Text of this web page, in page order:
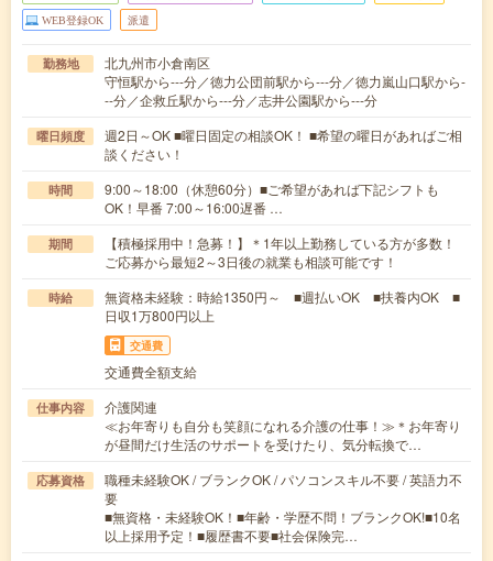
WEB登録OK 派遣
勤務地
北九州市小倉南区
守恒駅から---分／徳力公団前駅から---分／徳力嵐山口駅から-
--分／企救丘駅から---分／志井公園駅から---分
曜日頻度
週2日～OK ■曜日固定の相談OK！ ■希望の曜日があればご相
談ください！
時間
9:00～18:00（休憩60分）■ご希望があれば下記シフトも
OK！早番 7:00～16:00遅番 …
期間
【積極採用中！急募！】＊1年以上勤務している方が多数！
ご応募から最短2～3日後の就業も相談可能です！
時給
無資格未経験：時給1350円～ ■週払いOK ■扶養内OK ■
日収1万800円以上
交通費
交通費全額支給
仕事内容
介護関連
≪お年寄りも自分も笑顔になれる介護の仕事！≫＊お年寄り
が昼間だけ生活のサポートを受けたり、気分転換で…
応募資格
職種未経験OK / ブランクOK / パソコンスキル不要 / 英語力不
要
■無資格・未経験OK！■年齢・学歴不問！ブランクOK!■10名
以上採用予定！■履歴書不要■社会保険完…